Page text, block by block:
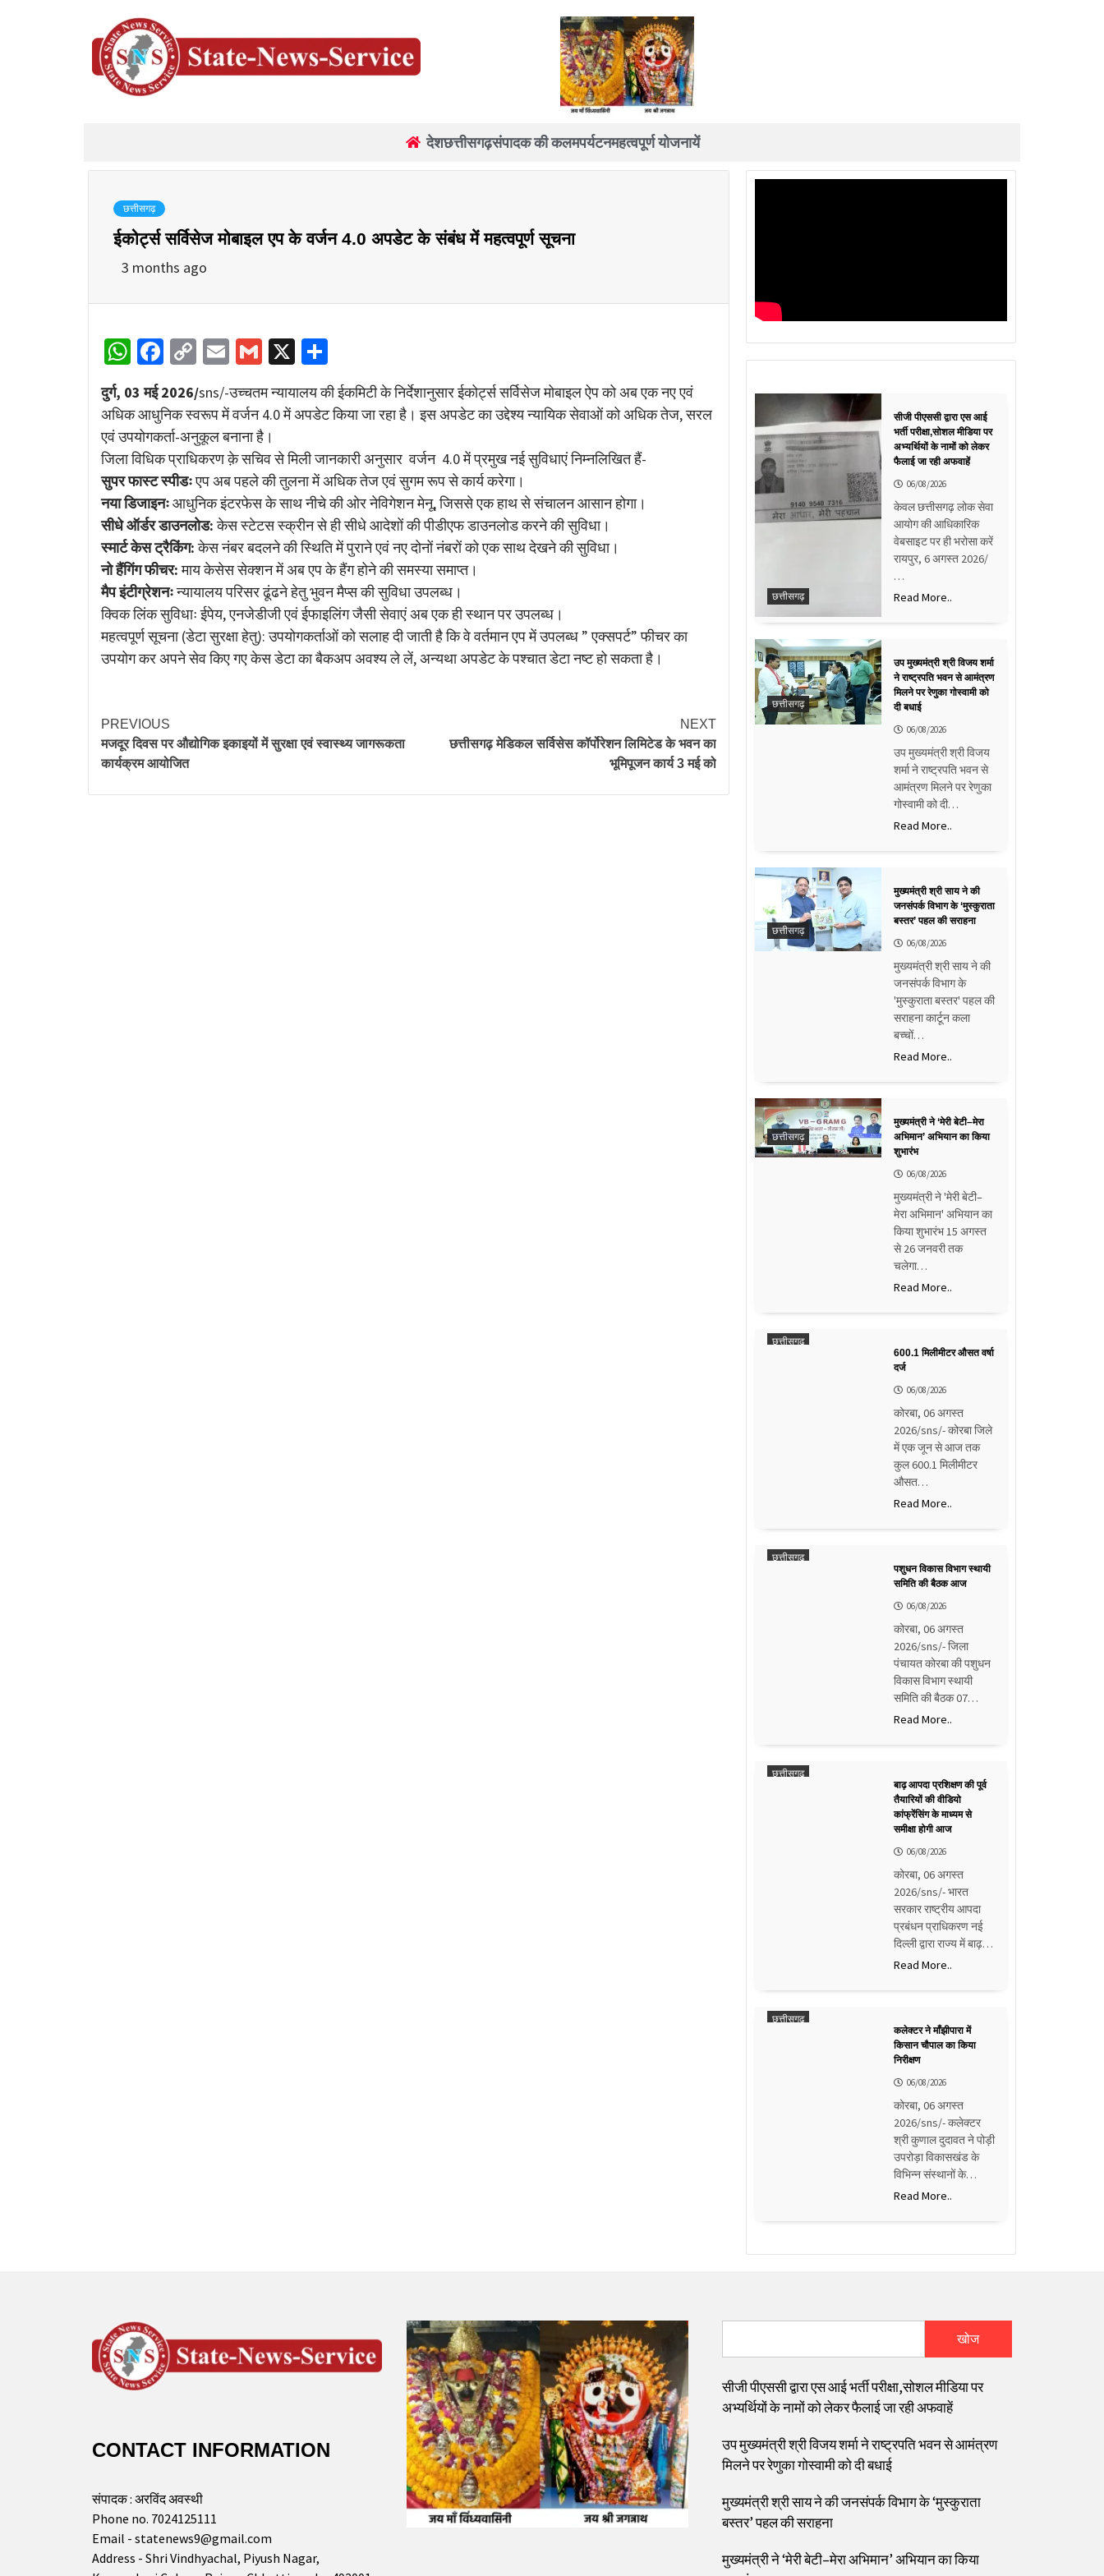
देशछत्तीसगढ़संपादक की कलमपर्यटनमहत्वपूर्ण योजनायें
छत्तीसगढ़
ईकोर्ट्स सर्विसेज मोबाइल एप के वर्जन 4.0 अपडेट के संबंध में महत्वपूर्ण सूचना
3 months ago
WhatsApp
Facebook
CopyEmailGmail
X
दुर्ग, 03 मई 2026/sns/-उच्चतम न्यायालय की ईकमिटी के निर्देशानुसार ईकोर्ट्स सर्विसेज मोबाइल ऐप को अब एक नए एवं
अधिक आधुनिक स्वरूप में वर्जन 4.0 में अपडेट किया जा रहा है। इस अपडेट का उद्देश्य न्यायिक सेवाओं को अधिक तेज, सरल
एवं उपयोगकर्ता-अनुकूल बनाना है।
जिला विधिक प्राधिकरण क़े सचिव से मिली जानकारी अनुसार वर्जन 4.0 में प्रमुख नई सुविधाएं निम्नलिखित हैं-
सुपर फास्ट स्पीडःएप अब पहले की तुलना में अधिक तेज एवं सुगम रूप से कार्य करेगा।
नया डिजाइनःआधुनिक इंटरफेस के साथ नीचे की ओर नेविगेशन मेनू, जिससे एक हाथ से संचालन आसान होगा।
सीधे ऑर्डर डाउनलोड:केस स्टेटस स्क्रीन से ही सीधे आदेशों की पीडीएफ डाउनलोड करने की सुविधा।
स्मार्ट केस ट्रैकिंग:केस नंबर बदलने की स्थिति में पुराने एवं नए दोनों नंबरों को एक साथ देखने की सुविधा।
नो हैंगिंग फीचर:माय केसेस सेक्शन में अब एप के हैंग होने की समस्या समाप्त।
मैप इंटीग्रेशनःन्यायालय परिसर ढूंढने हेतु भुवन मैप्स की सुविधा उपलब्ध।
क्विक लिंक सुविधाः ईपेय, एनजेडीजी एवं ईफाइलिंग जैसी सेवाएं अब एक ही स्थान पर उपलब्ध।
महत्वपूर्ण सूचना (डेटा सुरक्षा हेतु): उपयोगकर्ताओं को सलाह दी जाती है कि वे वर्तमान एप में उपलब्ध ” एक्सपर्ट” फीचर का
उपयोग कर अपने सेव किए गए केस डेटा का बैकअप अवश्य ले लें, अन्यथा अपडेट के पश्चात डेटा नष्ट हो सकता है।
PREVIOUS
मजदूर दिवस पर औद्योगिक इकाइयों में सुरक्षा एवं स्वास्थ्य जागरूकता
कार्यक्रम आयोजित
NEXT
छत्तीसगढ़ मेडिकल सर्विसेस कॉर्पोरेशन लिमिटेड के भवन का
भूमिपूजन कार्य 3 मई को
छत्तीसगढ़
सीजी पीएससी द्वारा एस आई
भर्ती परीक्षा,सोशल मीडिया पर
अभ्यर्थियों के नामों को लेकर
फैलाई जा रही अफवाहें
06/08/2026
केवल छत्तीसगढ़ लोक सेवा
आयोग की आधिकारिक
वेबसाइट पर ही भरोसा करें
रायपुर, 6 अगस्त 2026/
…
Read More..
छत्तीसगढ़
उप मुख्यमंत्री श्री विजय शर्मा
ने राष्ट्रपति भवन से आमंत्रण
मिलने पर रेणुका गोस्वामी को
दी बधाई
06/08/2026
उप मुख्यमंत्री श्री विजय
शर्मा ने राष्ट्रपति भवन से
आमंत्रण मिलने पर रेणुका
गोस्वामी को दी…
Read More..
छत्तीसगढ़
मुख्यमंत्री श्री साय ने की
जनसंपर्क विभाग के ‘मुस्कुराता
बस्तर’ पहल की सराहना
06/08/2026
मुख्यमंत्री श्री साय ने की
जनसंपर्क विभाग के
'मुस्कुराता बस्तर' पहल की
सराहना कार्टून कला
बच्चों…
Read More..
छत्तीसगढ़
मुख्यमंत्री ने ‘मेरी बेटी–मेरा
अभिमान’ अभियान का किया
शुभारंभ
06/08/2026
मुख्यमंत्री ने 'मेरी बेटी–
मेरा अभिमान' अभियान का
किया शुभारंभ 15 अगस्त
से 26 जनवरी तक
चलेगा…
Read More..
छत्तीसगढ़
600.1 मिलीमीटर औसत वर्षा
दर्ज
06/08/2026
कोरबा, 06 अगस्त
2026/sns/- कोरबा जिले
में एक जून से आज तक
कुल 600.1 मिलीमीटर
औसत…
Read More..
छत्तीसगढ़
पशुधन विकास विभाग स्थायी
समिति की बैठक आज
06/08/2026
कोरबा, 06 अगस्त
2026/sns/- जिला
पंचायत कोरबा की पशुधन
विकास विभाग स्थायी
समिति की बैठक 07…
Read More..
छत्तीसगढ़
बाढ़ आपदा प्रशिक्षण की पूर्व
तैयारियों की वीडियो
कांफ्रेंसिंग के माध्यम से
समीक्षा होगी आज
06/08/2026
कोरबा, 06 अगस्त
2026/sns/- भारत
सरकार राष्ट्रीय आपदा
प्रबंधन प्राधिकरण नई
दिल्ली द्वारा राज्य में बाढ़…
Read More..
छत्तीसगढ़
कलेक्टर ने माँझीपारा में
किसान चौपाल का किया
निरीक्षण
06/08/2026
कोरबा, 06 अगस्त
2026/sns/- कलेक्टर
श्री कुणाल दुदावत ने पोड़ी
उपरोड़ा विकासखंड के
विभिन्न संस्थानों के…
Read More..
CONTACT INFORMATION
संपादक : अरविंद अवस्थी
Phone no. 7024125111
Email - statenews9@gmail.com
Address - Shri Vindhyachal, Piyush Nagar,
खोज
सीजी पीएससी द्वारा एस आई भर्ती परीक्षा,सोशल मीडिया पर
अभ्यर्थियों के नामों को लेकर फैलाई जा रही अफवाहें
उप मुख्यमंत्री श्री विजय शर्मा ने राष्ट्रपति भवन से आमंत्रण
मिलने पर रेणुका गोस्वामी को दी बधाई
मुख्यमंत्री श्री साय ने की जनसंपर्क विभाग के ‘मुस्कुराता
बस्तर’ पहल की सराहना
मुख्यमंत्री ने ‘मेरी बेटी–मेरा अभिमान’ अभियान का किया